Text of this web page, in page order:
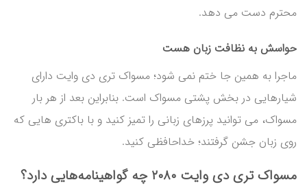
محترم دست می دهد.
حواسش به نظافت زبان هست
ماجرا به همین جا ختم نمی شود؛ مسواک تری دی وایت دارای
شیارهایی در بخش پشتی مسواک است. بنابراین بعد از هر بار
مسواک، می توانید پرزهای زبانی را تمیز کنید و با باکتری هایی که
روی زبان جشن گرفتند؛ خداحافظی کنید.
مسواک تری دی وایت ۲۰۸۰ چه گواهینامه‌هایی دارد؟